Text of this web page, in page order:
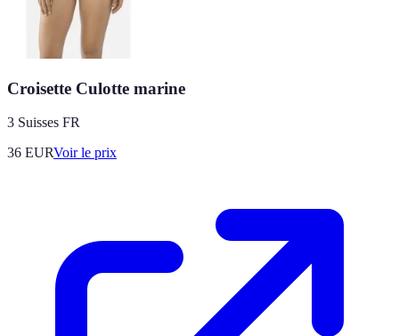
Croisette Culotte marine
3 Suisses FR
36 EURVoir le prix